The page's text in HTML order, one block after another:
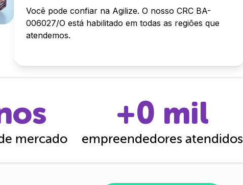
Você pode confiar na Agilize. O nosso CRC BA-
006027/O está habilitado em todas as regiões que
atendemos.
mercado
+0 mil
empreendedores atendidos